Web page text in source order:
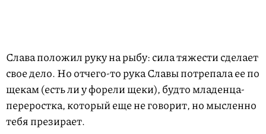
Слава положил руку на рыбу: сила тяжести сделает
свое дело. Но отчего-то рука Славы потрепала ее по
щекам (есть ли у форели щеки), будто младенца-
переростка, который еще не говорит, но мысленно
тебя презирает.